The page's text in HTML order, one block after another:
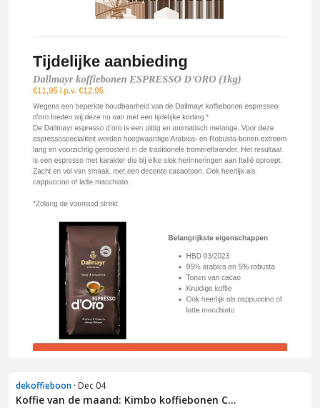
dekoffieboon · Dec 04
Koffie van de maand: Kimbo koffiebonen C...